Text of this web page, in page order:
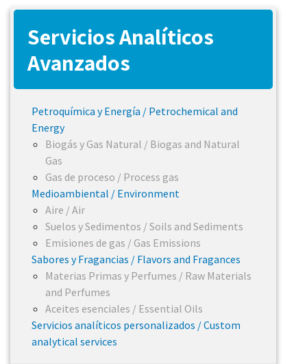
Servicios Analíticos
Avanzados
Petroquímica y Energía / Petrochemical and
Energy
Biogás y Gas Natural / Biogas and Natural
Gas
Gas de proceso / Process gas
Medioambiental / Environment
Aire / Air
Suelos y Sedimentos / Soils and Sediments
Emisiones de gas / Gas Emissions
Sabores y Fragancias / Flavors and Fragances
Materias Primas y Perfumes / Raw Materials
and Perfumes
Aceites esenciales / Essential Oils
Servicios analíticos personalizados / Custom
analytical services